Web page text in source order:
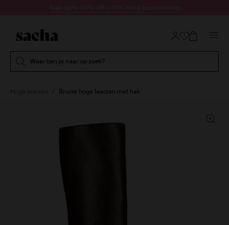
Waar ben je naar op zoek?
Bruine hoge laarzen met hak